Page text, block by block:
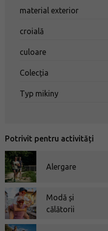
material exterior
croială
culoare
Colecția
Typ mikiny
Potrivit pentru activități
Alergare
Modă și
călătorii